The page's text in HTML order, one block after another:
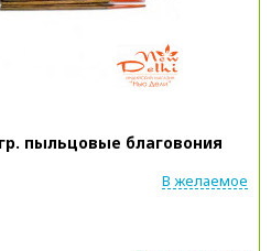
пыльцовые благовония
В желаемое